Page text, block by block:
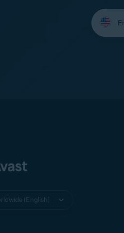
Select
your
language:
(English)